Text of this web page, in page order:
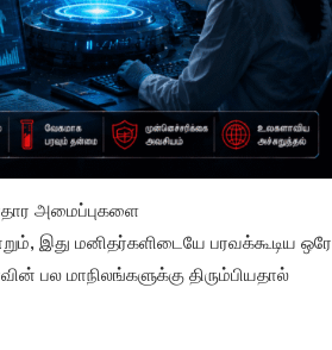
அமைப்புகளை
இது மனிதர்களிடையே பரவக்கூடிய ஒரே
பல மாநிலங்களுக்கு திரும்பியதால்